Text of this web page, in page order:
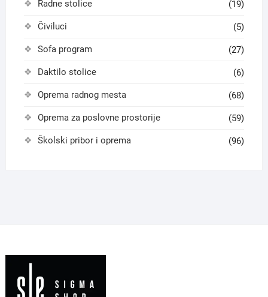
Radne stolice (19)
Čiviluci (5)
Sofa program (27)
Daktilo stolice (6)
Oprema radnog mesta (68)
Oprema za poslovne prostorije (59)
Školski pribor i oprema (96)